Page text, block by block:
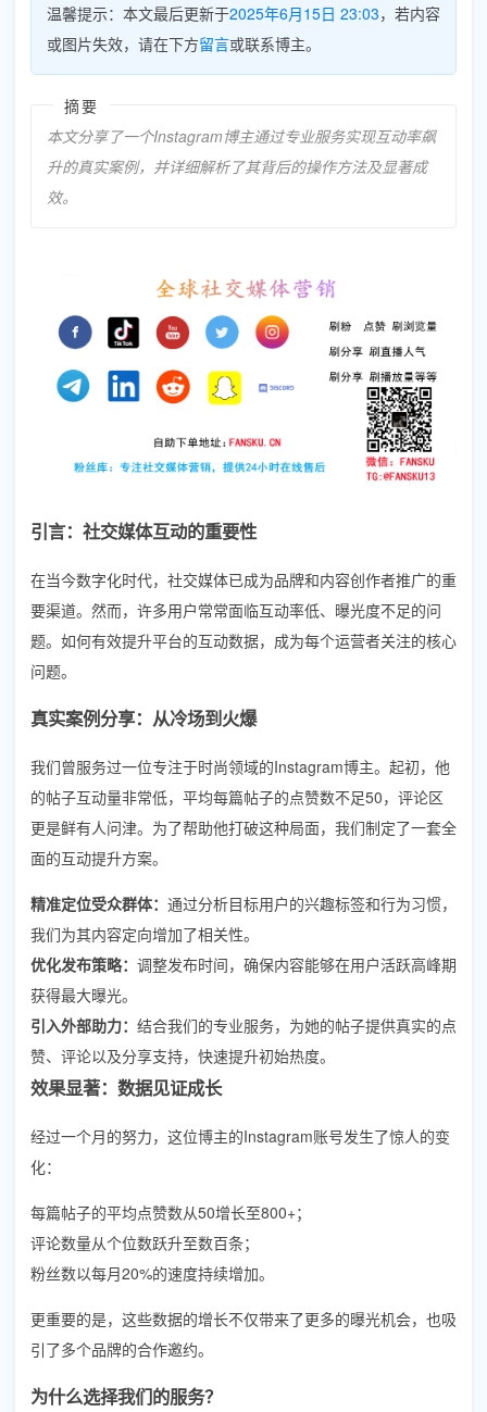
温馨提示：本文最后更新于2025年6月15日 23:03，若内容
或图片失效，请在下方留言或联系博主。
摘要
本文分享了一个Instagram博主通过专业服务实现互动率飙
升的真实案例，并详细解析了其背后的操作方法及显著成
效。
引言：社交媒体互动的重要性
在当今数字化时代，社交媒体已成为品牌和内容创作者推广的重
要渠道。然而，许多用户常常面临互动率低、曝光度不足的问
题。如何有效提升平台的互动数据，成为每个运营者关注的核心
问题。
真实案例分享：从冷场到火爆
我们曾服务过一位专注于时尚领域的Instagram博主。起初，他
的帖子互动量非常低，平均每篇帖子的点赞数不足50，评论区
更是鲜有人问津。为了帮助他打破这种局面，我们制定了一套全
面的互动提升方案。
精准定位受众群体： 通过分析目标用户的兴趣标签和行为习惯，
我们为其内容定向增加了相关性。
优化发布策略： 调整发布时间，确保内容能够在用户活跃高峰期
获得最大曝光。
引入外部助力： 结合我们的专业服务，为她的帖子提供真实的点
赞、评论以及分享支持，快速提升初始热度。
效果显著：数据见证成长
经过一个月的努力，这位博主的Instagram账号发生了惊人的变
化：
每篇帖子的平均点赞数从50增长至800+；
评论数量从个位数跃升至数百条；
粉丝数以每月20%的速度持续增加。
更重要的是，这些数据的增长不仅带来了更多的曝光机会，也吸
引了多个品牌的合作邀约。
为什么选择我们的服务？